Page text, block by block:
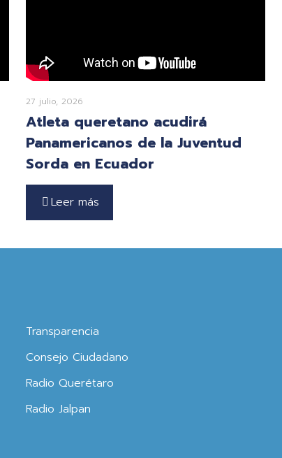
27 julio, 2026
Atleta queretano acudirá
Panamericanos de la Juventud
Sorda en Ecuador
Leer más
Transparencia
Consejo Ciudadano
Radio Querétaro
Radio Jalpan